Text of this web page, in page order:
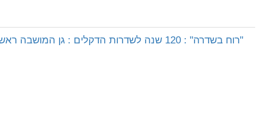
"רוח בשדרה" : 120 שנה לשדרות הדקלים : גן המושבה ראשון-לציון